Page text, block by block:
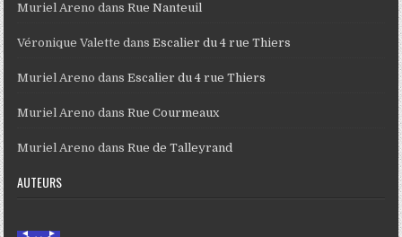
Muriel Areno dansRue Nanteuil
Véronique Valette dansEscalier du 4 rue Thiers
Muriel Areno dansEscalier du 4 rue Thiers
Muriel Areno dansRue Courmeaux
Muriel Areno dansRue de Talleyrand
AUTEURS